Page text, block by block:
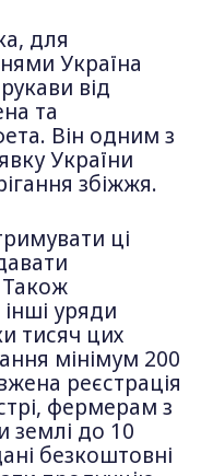
для
Україна
від
та
Він одним з
України
збіжжя.
ці
уряди
тисяч цих
мінімум 200
реєстрація
фермерам з
землі до 10
безкоштовні